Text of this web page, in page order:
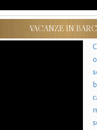
VACANZE IN